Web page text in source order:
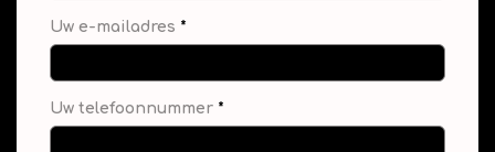
Uw e-mailadres *
Uw telefoonnummer *